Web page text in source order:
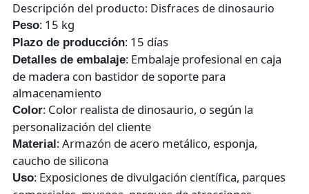
Descripción del producto: Disfraces de dinosaurio
Peso: 15 kg
Plazo de producción: 15 días
Detalles de embalaje: Embalaje profesional en caja
de madera con bastidor de soporte para
almacenamiento
Color: Color realista de dinosaurio, o según la
personalización del cliente
Material : Armazón de acero metálico, esponja,
caucho de silicona
Uso: Exposiciones de divulgación científica, parques